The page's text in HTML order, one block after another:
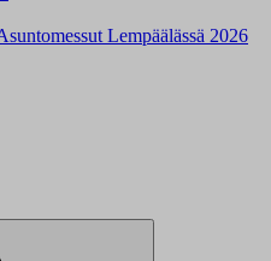
Lempäälässä 2026